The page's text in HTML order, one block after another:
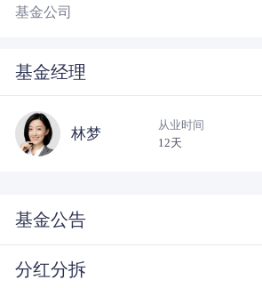
基金公司
基金经理
林梦
从业时间
12天
基金公告
分红分拆